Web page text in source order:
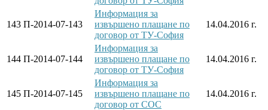
143 П-2014-07-143
Информация за
извършено плащане по
договор от ТУ-София
14.04.2016 г.
144 П-2014-07-144
Информация за
извършено плащане по
договор от ТУ-София
14.04.2016 г.
145 П-2014-07-145
Информация за
извършено плащане по
договор от СОС
14.04.2016 г.